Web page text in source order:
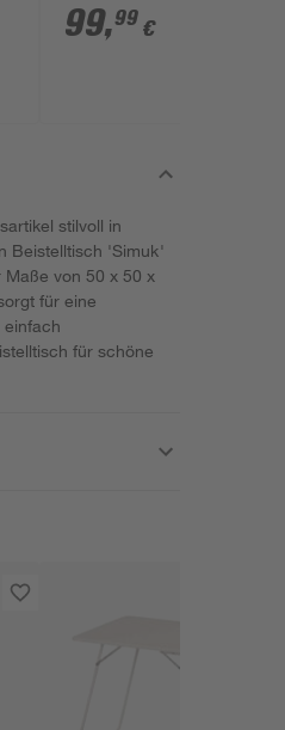
schwarz 4 Stück
99,99 €
stilvoll in
Beistelltisch 'Simuk'
Maße von 50 x 50 x
für eine
einfach
für schöne